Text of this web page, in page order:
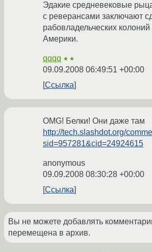
Эдакие средневековые
с реверансами заключают
рабовладельческих
Америки.
qqqq ★★
09.09.2008 06:49:51 +00:00
Ссылка
OMG! Белки! Они даже там
http://tech.slashdot.org/
sid=957281&cid=24924615
anonymous
09.09.2008 08:30:28 +00:00
Ссылка
Вы не можете добавлять
перемещена в архив.